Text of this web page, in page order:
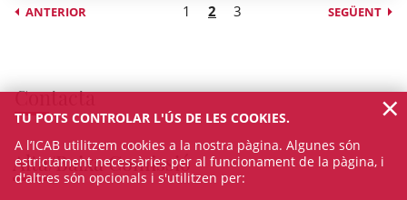
ANTERIOR 1 2 3 SEGÜENT
Contacta
Alta/Baixa Comissió
TU POTS CONTROLAR L'ÚS DE LES COOKIES.
A l’ICAB utilitzem cookies a la nostra pàgina. Algunes són
estrictament necessàries per al funcionament de la pàgina, i
d'altres són opcionals i s'utilitzen per:
×